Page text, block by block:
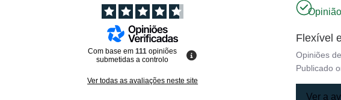
Com base em111 opiniões
submetidas a controlo
Ver todas as avaliações neste site
Flexível
Opiniões
Publicado
Ver a